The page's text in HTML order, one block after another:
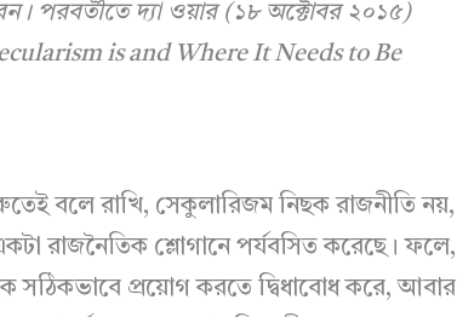
পরবর্তীতে দ্যা ওয়ার (১৮ অক্টোবর ২০১৫)
is and Where It Needs to Be
বলে রাখি, সেকুলারিজম নিছক রাজনীতি নয়,
রাজনৈতিক শ্লোগানে পর্যবসিত করেছে। ফলে,
সঠিকভাবে প্রয়োগ করতে দ্বিধাবোধ করে, আবার